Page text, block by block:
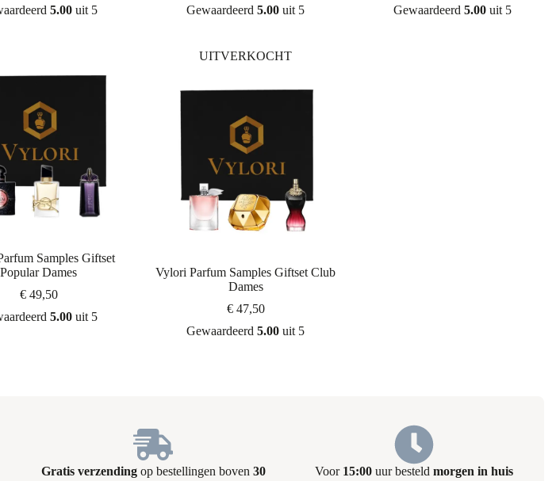
5.00 uit 5
Gewaardeerd5.00 uit 5
Gewaardeerd5.00 uit 5
Samples Giftset
Popular Dames
€49,50
5.00 uit 5
UITVERKOCHT
Vylori Parfum Samples Giftset Club
Dames
€47,50
Gewaardeerd5.00 uit 5
Gratis verzendingop bestellingen boven 30
Voor 15:00uur besteld morgen in huis